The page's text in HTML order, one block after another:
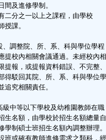
修學制。
之一以上之課程，由學校
。
調整院、所、系、科與學位學程
關會議通過。未經校內
提報資料錯誤、不完整
院、所、系、科與學位
關責任。
中等以下學校及幼稚園教師在職
由學校於招生名額總量
班招生名額內調整辦理
教師進修需求之類科，